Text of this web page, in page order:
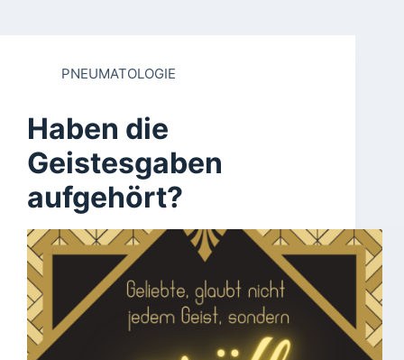
PNEUMATOLOGIE
Haben die
Geistesgaben
aufgehört?